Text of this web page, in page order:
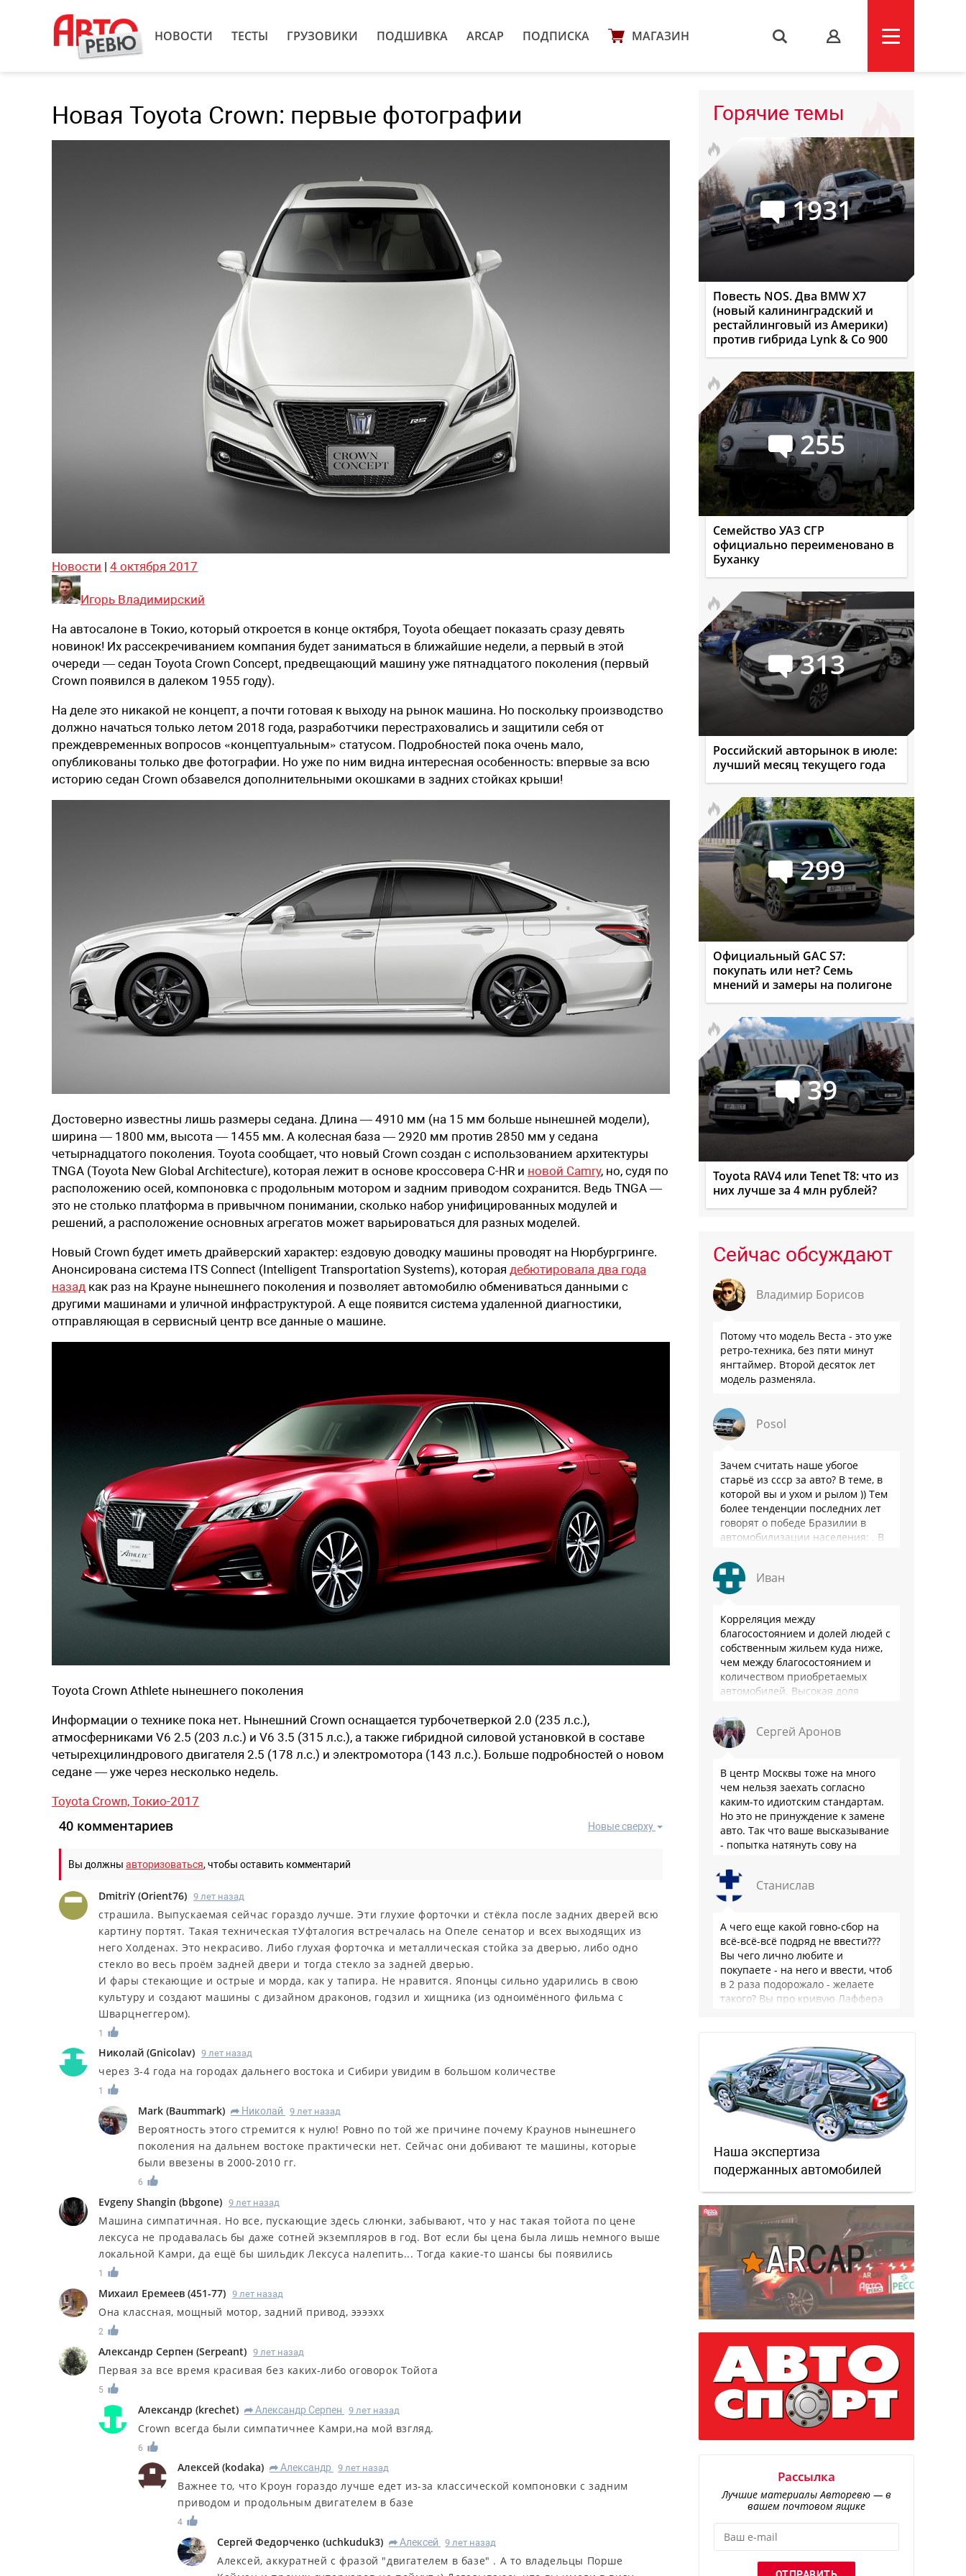
НОВОСТИ ТЕСТЫ ГРУЗОВИКИ ПОДШИВКА ARCAP ПОДПИСКА МАГАЗИН s
Новая Toyota Crown: первые фотографии
Новости | 4 октября 2017
Игорь Владимирский
На автосалоне в Токио, который откроется в конце октября, Toyota обещает показать сразу девять
новинок! Их рассекречиванием компания будет заниматься в ближайшие недели, а первый в этой
очереди — седан Toyota Crown Concept, предвещающий машину уже пятнадцатого поколения (первый
Crown появился в далеком 1955 году).
На деле это никакой не концепт, а почти готовая к выходу на рынок машина. Но поскольку производство
должно начаться только летом 2018 года, разработчики перестраховались и защитили себя от
преждевременных вопросов «концептуальным» статусом. Подробностей пока очень мало,
опубликованы только две фотографии. Но уже по ним видна интересная особенность: впервые за всю
историю седан Crown обзавелся дополнительными окошками в задних стойках крыши!
Достоверно известны лишь размеры седана. Длина — 4910 мм (на 15 мм больше нынешней модели),
ширина — 1800 мм, высота — 1455 мм. А колесная база — 2920 мм против 2850 мм у седана
четырнадцатого поколения. Toyota сообщает, что новый Crown создан с использованием архитектуры
TNGA (Toyota New Global Architecture), которая лежит в основе кроссовера C-HR и новой Camry, но, судя по
расположению осей, компоновка с продольным мотором и задним приводом сохранится. Ведь TNGA —
это не столько платформа в привычном понимании, сколько набор унифицированных модулей и
решений, а расположение основных агрегатов может варьироваться для разных моделей.
Новый Crown будет иметь драйверский характер: ездовую доводку машины проводят на Нюрбургринге.
Анонсирована система ITS Connect (Intelligent Transportation Systems), которая дебютировала два года
назад как раз на Крауне нынешнего поколения и позволяет автомобилю обмениваться данными с
другими машинами и уличной инфраструктурой. А еще появится система удаленной диагностики,
отправляющая в сервисный центр все данные о машине.
Toyota Crown Athlete нынешнего поколения
Информации о технике пока нет. Нынешний Crown оснащается турбочетверкой 2.0 (235 л.с.),
атмосферниками V6 2.5 (203 л.с.) и V6 3.5 (315 л.с.), а также гибридной силовой установкой в составе
четырехцилиндрового двигателя 2.5 (178 л.с.) и электромотора (143 л.с.). Больше подробностей о новом
седане — уже через несколько недель.
Toyota Crown, Токио-2017
Новые сверху
40 комментариев
Вы должны авторизоваться, чтобы оставить комментарий
DmitriY (Orient76) 9 лет назад
страшила. Выпускаемая сейчас гораздо лучше. Эти глухие форточки и стёкла после задних дверей всю
картину портят. Такая техническая тУфталогия встречалась на Опеле сенатор и всех выходящих из
него Холденах. Это некрасиво. Либо глухая форточка и металлическая стойка за дверью, либо одно
стекло во весь проём задней двери и тогда стекло за задней дверью.
И фары стекающие и острые и морда, как у тапира. Не нравится. Японцы сильно ударились в свою
культуру и создают машины с дизайном драконов, годзил и хищника (из одноимённого фильма с
Шварцнеггером).
1
Николай (Gnicolav) 9 лет назад
через 3-4 года на городах дальнего востока и Сибири увидим в большом количестве
1
Mark (Baummark) R Николай 9 лет назад
Вероятность этого стремится к нулю! Ровно по той же причине почему Краунов нынешнего
поколения на дальнем востоке практически нет. Сейчас они добивают те машины, которые
были ввезены в 2000-2010 гг.
6
Evgeny Shangin (bbgone) 9 лет назад
Машина симпатичная. Но все, пускающие здесь слюнки, забывают, что у нас такая тойота по цене
лексуса не продавалась бы даже сотней экземпляров в год. Вот если бы цена была лишь немного выше
локальной Камри, да ещё бы шильдик Лексуса налепить... Тогда какие-то шансы бы появились
1
Михаил Еремеев (451-77) 9 лет назад
Она классная, мощный мотор, задний привод, ээээхх
2
Александр Серпен (Serpeant) 9 лет назад
Первая за все время красивая без каких-либо оговорок Тойота
5
Александр (krechet) R Александр Серпен 9 лет назад
Crown всегда были симпатичнее Камри,на мой взгляд.
6
Алексей (kodaka) R Александр 9 лет назад
Важнее то, что Кроун гораздо лучше едет из-за классической компоновки с задним
приводом и продольным двигателем в базе
4
Сергей Федорченко (uchkuduk3) R Алексей 9 лет назад
Алексей, аккуратней с фразой "двигателем в базе" . А то владельцы Порше
Горячие темы
1931
Повесть NOS. Два BMW X7
(новый калининградский и
рестайлинговый из Америки)
против гибрида Lynk & Co 900
255
Семейство УАЗ СГР
официально переименовано в
Буханку
313
Российский авторынок в июле:
лучший месяц текущего года
299
Официальный GAC S7:
покупать или нет? Семь
мнений и замеры на полигоне
39
Toyota RAV4 или Tenet T8: что из
них лучше за 4 млн рублей?
Сейчас обсуждают
Владимир Борисов
Потому что модель Веста - это уже
ретро-техника, без пяти минут
янгтаймер. Второй десяток лет
модель разменяла.
Posol
Зачем считать наше убогое
старьё из ссср за авто? В теме, в
которой вы и ухом и рылом )) Тем
более тенденции последних лет
говорят о победе Бразилии в
автомобилизации населения: . В
Иван
Корреляция между
благосостоянием и долей людей с
собственным жильем куда ниже,
чем между благосостоянием и
количеством приобретаемых
автомобилей. Высокая доля
приоритетов из-за высокого
уровня жизни, …
Сергей Аронов
В центр Москвы тоже на много
чем нельзя заехать согласно
каким-то идиотским стандартам.
Но это не принуждение к замене
авто. Так что ваше высказывание
- попытка натянуть сову на
Станислав
А чего еще какой говно-сбор на
всё-всё-всё подряд не ввести???
Вы чего лично любите и
покупаете - на него и ввести, чтоб
в 2 раза подорожало - желаете
такого? Вы про кривую Лаффера
Наша экспертиза
подержанных автомобилей
Рассылка
Лучшие материалы Авторевю — в
вашем почтовом ящике